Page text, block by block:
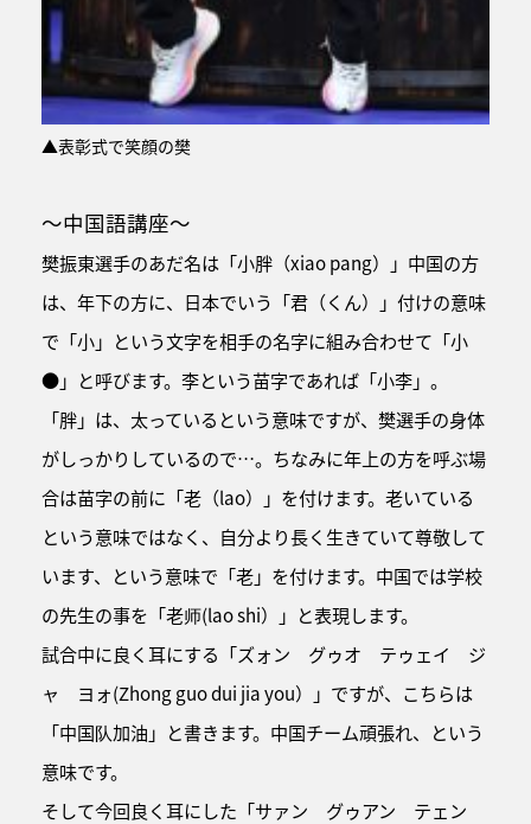
▲表彰式で笑顔の樊
～中国語講座～
樊振東選手のあだ名は「小胖（xiao pang）」中国の方
は、年下の方に、日本でいう「君（くん）」付けの意味
で「小」という文字を相手の名字に組み合わせて「小
●」と呼びます。李という苗字であれば「小李」。
「胖」は、太っているという意味ですが、樊選手の身体
がしっかりしているので…。ちなみに年上の方を呼ぶ場
合は苗字の前に「老（lao）」を付けます。老いている
という意味ではなく、自分より長く生きていて尊敬して
います、という意味で「老」を付けます。中国では学校
の先生の事を「老师(lao shi）」と表現します。
試合中に良く耳にする「ズォン グゥオ テゥェイ ジ
ャ ヨォ(Zhong guo dui jia you）」ですが、こちらは
「中国队加油」と書きます。中国チーム頑張れ、という
意味です。
そして今回良く耳にした「サァン グゥアン テェン